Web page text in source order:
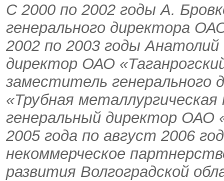
С 2000 по 2002 годы А.
генерального директора
2002 по 2003 годы Анатолий
директор ОАО
заместитель генерального
«Трубная
генеральный директор ОАО
2005 года по август 2006
некоммерческое
развития Волгоградской